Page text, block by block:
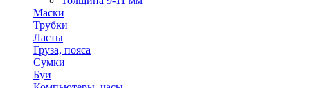
Маски
Трубки
Ласты
Груза, пояса
Сумки
Буи